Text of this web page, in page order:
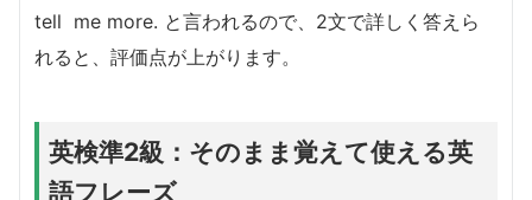
tell me more. と言われるので、2文で詳しく答えら
れると、評価点が上がります。
英検準2級：そのまま覚えて使える英
語フレーズ